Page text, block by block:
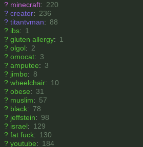
? minecraft: 220
? creator: 236
? titantvman: 88
? ibs: 1
? gluten allergy: 1
? olgol: 2
? omocat: 3
? amputee: 3
? jimbo: 8
? wheelchair: 10
? obese: 31
? muslim: 57
? black: 78
? jeffstein: 98
? israel: 129
? fat fuck: 130
? youtube: 184